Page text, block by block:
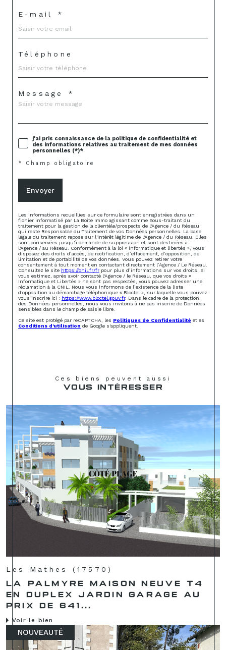
E-mail *
Téléphone
Message *
j'ai pris connaissance de la politique de confidentialité et
des informations relatives au traitement de mes données
personnelles (*)*
* Champ obligatoire
Envoyer
Les informations recueillies sur ce formulaire sont enregistrées dans un
fichier informatisé par La Boite Immo agissant comme Sous-traitant du
traitement pour la gestion de la clientèle/prospects de l'Agence / du Réseau
qui reste Responsable du Traitement de vos Données personnelles. La base
légale du traitement repose sur l'intérêt légitime de l'Agence / du Réseau. Elles
sont conservées jusqu'à demande de suppression et sont destinées à
l'Agence / au Réseau. Conformément à la loi « informatique et libertés », vous
disposez des droits d’accès, de rectification, d’effacement, d’opposition, de
limitation et de portabilité de vos données. Vous pouvez retirer votre
consentement à tout moment en contactant directement l’Agence / Le Réseau.
Consultez le site https://cnil.fr/fr pour plus d’informations sur vos droits. Si
vous estimez, après avoir contacté l'Agence / le Réseau, que vos droits «
Informatique et Libertés » ne sont pas respectés, vous pouvez adresser une
réclamation à la CNIL. Nous vous informons de l’existence de la liste
d'opposition au démarchage téléphonique « Bloctel », sur laquelle vous pouvez
vous inscrire ici : https://www.bloctel.gouv.fr. Dans le cadre de la protection
des Données personnelles, nous vous invitons à ne pas inscrire de Données
sensibles dans le champ de saisie libre.
Ce site est protégé par reCAPTCHA, les Politiques de Confidentialité et es
Conditions d'utilisation de Google s'appliquent.
Ces biens peuvent aussi
VOUS INTÉRESSER
Les Mathes (17570)
LA PALMYRE MAISON NEUVE T4
EN DUPLEX JARDIN GARAGE AU
PRIX DE 641...
Voir le bien
NOUVEAUTÉ